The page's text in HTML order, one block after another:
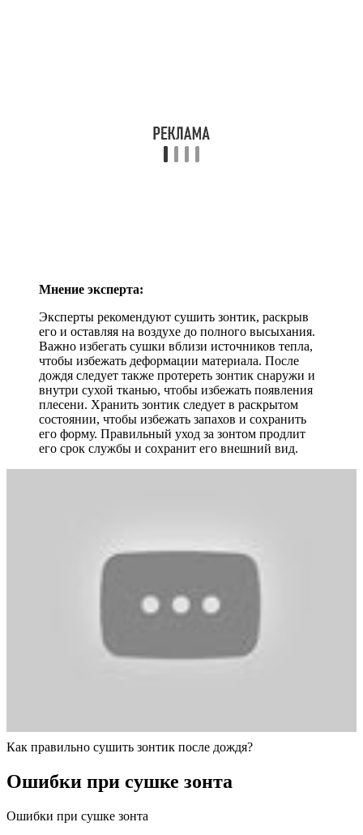
Мнение эксперта:
Эксперты рекомендуют сушить зонтик, раскрыв
его и оставляя на воздухе до полного высыхания.
Важно избегать сушки вблизи источников тепла,
чтобы избежать деформации материала. После
дождя следует также протереть зонтик снаружи и
внутри сухой тканью, чтобы избежать появления
плесени. Хранить зонтик следует в раскрытом
состоянии, чтобы избежать запахов и сохранить
его форму. Правильный уход за зонтом продлит
его срок службы и сохранит его внешний вид.
Как правильно сушить зонтик после дождя?
Ошибки при сушке зонта
Ошибки при сушке зонта